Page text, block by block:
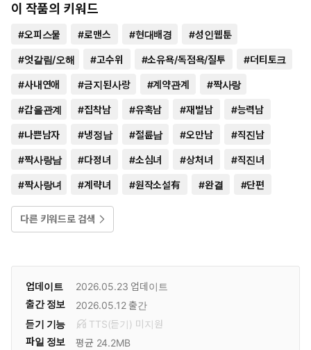
이 작품의 키워드
#오피스물 #로맨스 #현대배경 #성인웹툰
#엇갈림/오해 #고수위 #소유욕/독점욕/질투 #더티토크
#사내연애 #금지된사랑 #계약관계 #짝사랑
#갑을관계 #집착남 #유혹남 #재벌남 #능력남
#나쁜남자 #냉정남 #절륜남 #오만남 #직진남
#짝사랑남 #다정녀 #소심녀 #상처녀 #직진녀
#짝사랑녀 #계략녀 #원작소설有 #완결 #단편
다른 키워드로 검색
업데이트 2026.05.23 업데이트
출간 정보
2026.05.12 출간
듣기 기능
TTS(듣기) 미 지원
파일 정보
평균 24.2MB